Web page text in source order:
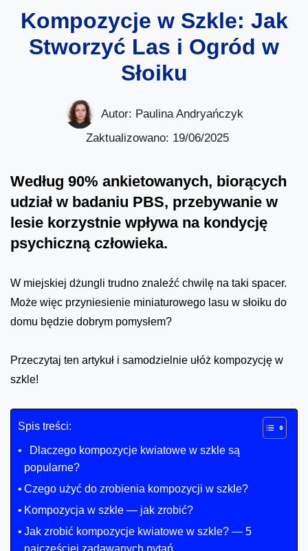
Kompozycje w Szkle: Jak
Stworzyć Las i Ogród w
Słoiku
Autor: Paulina Andryańczyk
Zaktualizowano: 19/06/2025
Według 90% ankietowanych, biorących
udział w badaniu PBS, przebywanie w
lesie korzystnie wpływa na kondycję
psychiczną człowieka.
W miejskiej dżungli trudno znaleźć chwilę na taki spacer.
Może więc przyniesienie miniaturowego lasu w słoiku do
domu będzie dobrym pomysłem?
Przeczytaj ten artykuł i samodzielnie ułóż kompozycję w
szkle!
Spis treści:
Dlaczego kompozycje kwiatowe w szkle są
popularne?
Czego użyć do zrobienia kompozycji w szkle?
Kompozycja w szkle — jak zrobić?
Jak zrobić kompozycje kwiatowe w szkle? — 5
najczęściej zadawanych pytań